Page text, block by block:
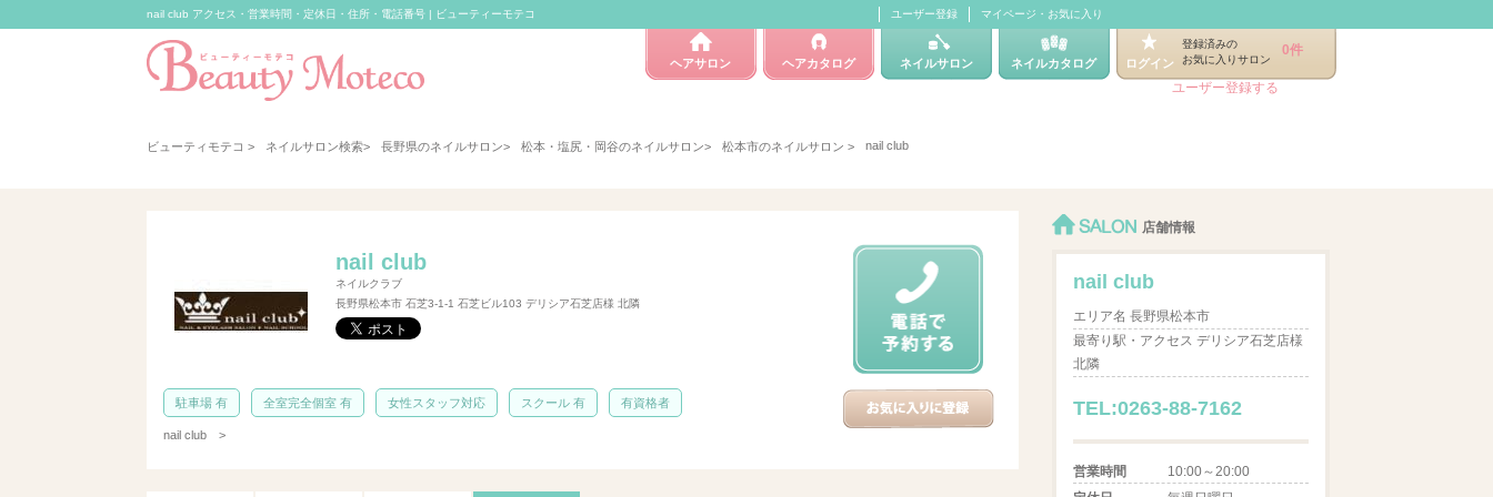
nail club アクセス・営業時間・定休日・住所・電話番号 | ビューティーモテコ ユーザー登録 マイページ・お気に入り
ヘアサロン ヘアカタログ ネイルサロン ネイルカタログ ログイン
登録済みの
お気に入りサロン
0件
ユーザー登録する
ビューティモテコ > ネイルサロン検索> 長野県のネイルサロン> 松本・塩尻・岡谷のネイルサロン> 松本市のネイルサロン > nail club
nail club
ネイルクラブ
長野県松本市 石芝3-1-1 石芝ビル103 デリシア石芝店様 北隣
駐車場 有 全室完全個室 有 女性スタッフ対応 スクール 有 有資格者
nail club >
SALON 店舗情報
nail club
エリア名 長野県松本市
最寄り駅・アクセス デリシア石芝店様
北隣
TEL:0263-88-7162
営業時間
10:00～20:00